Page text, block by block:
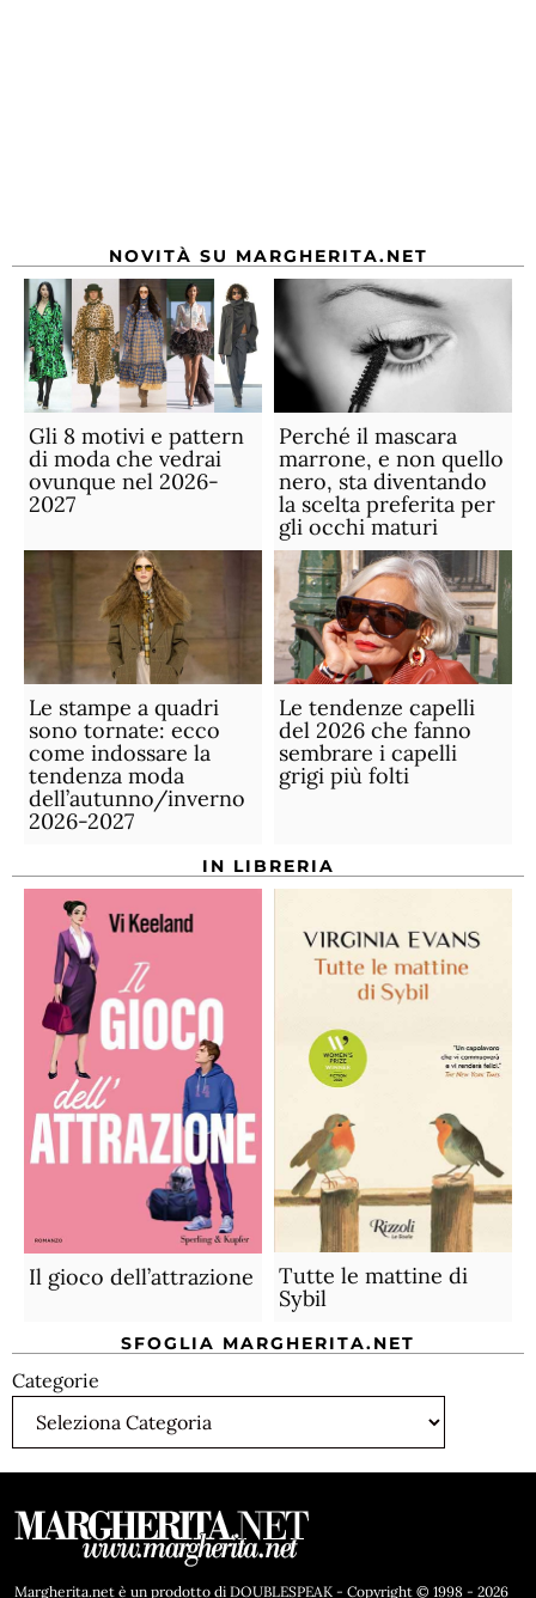
NOVITÀ SU MARGHERITA.NET
Gli 8 motivi e pattern
di moda che vedrai
ovunque nel 2026-
2027
Perché il mascara
marrone, e non quello
nero, sta diventando
la scelta preferita per
gli occhi maturi
Le stampe a quadri
sono tornate: ecco
come indossare la
tendenza moda
dell’autunno/inverno
2026-2027
Le tendenze capelli
del 2026 che fanno
sembrare i capelli
grigi più folti
IN LIBRERIA
Il gioco dell’attrazione
Tutte le mattine di
Sybil
SFOGLIA MARGHERITA.NET
Categorie
Margherita.net è un prodotto di DOUBLESPEAK - Copyright © 1998 - 2026